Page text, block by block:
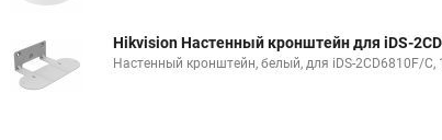
Hikvision Настенный кронштейн для iDS-
Настенный кронштейн, белый, для iDS-2CD6810F/